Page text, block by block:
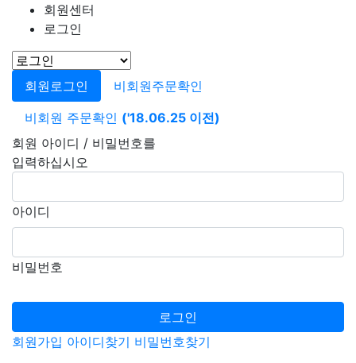
회원센터
로그인
회원로그인
비회원주문확인
비회원 주문확인 ('18.06.25 이전)
회원 아이디 / 비밀번호를
입력하십시오
아이디
비밀번호
로그인
회원가입 아이디찾기 비밀번호찾기